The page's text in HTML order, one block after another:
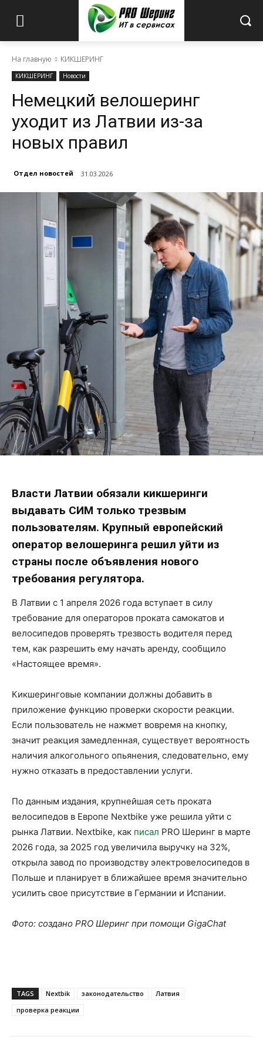
На главную КИКШЕРИНГ
КИКШЕРИНГ Новости
Немецкий велошеринг
уходит из Латвии из-за
новых правил
Отдел новостей 31.03.2026
Власти Латвии обязали кикшеринги
выдавать СИМ только трезвым
пользователям. Крупный европейский
оператор велошеринга решил уйти из
страны после объявления нового
требования регулятора.
В Латвии с 1 апреля 2026 года вступает в силу
требование для операторов проката самокатов и
велосипедов проверять трезвость водителя перед
тем, как разрешить ему начать аренду, сообщило
«Настоящее время».
Кикшеринговые компании должны добавить в
приложение функцию проверки скорости реакции.
Если пользователь не нажмет вовремя на кнопку,
значит реакция замедленная, существует вероятность
наличия алкогольного опьянения, следовательно, ему
нужно отказать в предоставлении услуги.
По данным издания, крупнейшая сеть проката
велосипедов в Европе Nextbike уже решила уйти с
рынка Латвии. Nextbike, как писал PRO Шеринг в марте
2026 года, за 2025 год увеличила выручку на 32%,
открыла завод по производству электровелосипедов в
Польше и планирует в ближайшее время значительно
усилить свое присутствие в Германии и Испании.
Фото: создано PRO Шеринг при помощи GigaChat
TAGS Nextbik законодательство
Латвия
проверка реакции